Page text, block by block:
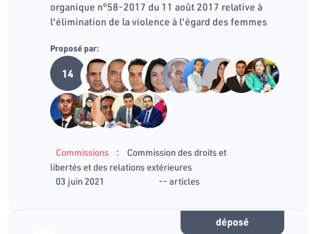
organique n°58-2017 du 11 août 2017 relative à
l'élimination de la violence à l'égard des femmes
Proposé par:
14
Commissions :
Commission des droits et
libertés et des relations extérieures
03 juin 2021
-- articles
déposé